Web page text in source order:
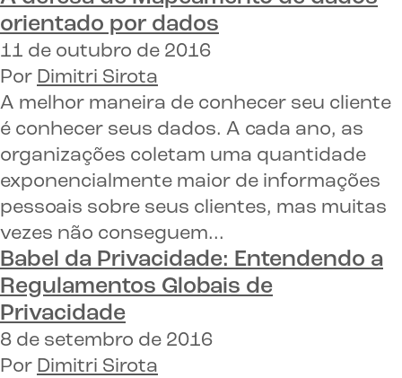
orientado por dados
11 de outubro de 2016
Por Dimitri Sirota
A melhor maneira de conhecer seu cliente
é conhecer seus dados. A cada ano, as
organizações coletam uma quantidade
exponencialmente maior de informações
pessoais sobre seus clientes, mas muitas
vezes não conseguem...
Babel da Privacidade: Entendendo a
Regulamentos Globais de
Privacidade
8 de setembro de 2016
Por Dimitri Sirota